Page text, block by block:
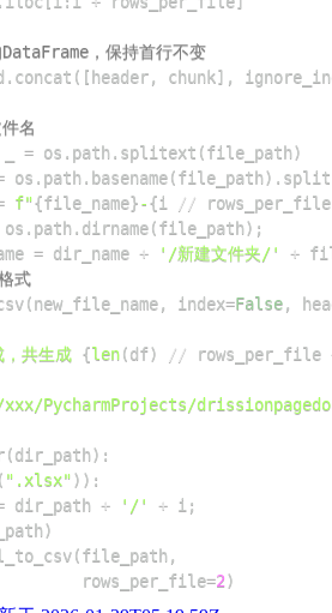
，保持首行不变
. concat ( [ header, chunk] ,
名
= os . path . splitext (file_path)
os . path . basename(file_path) . split
f"{file_name}-{i // rows_per_file
. path . dirname(file_path) ;
= dir_name + '/新建文件夹/' +
式
(new_file_name, index=False,
共生成 {len(df) // rows_per_file
PycharmProjects/
(dir_path) :
( ".xlsx") ) :
dir_path + '/' + i ;
)
(file_path ,
rows_per_file
=2)